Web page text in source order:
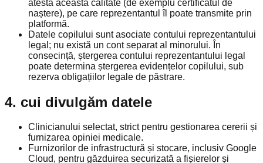
atestă această calitate (de exemplu certificatul de
naștere), pe care reprezentantul îl poate transmite prin
platformă.
Datele copilului sunt asociate contului reprezentantului
legal; nu există un cont separat al minorului. În
consecință, ștergerea contului reprezentantului legal
poate determina ștergerea evidențelor copilului, sub
rezerva obligațiilor legale de păstrare.
4. cui divulgăm datele
Clinicianului selectat, strict pentru gestionarea cererii și
furnizarea opiniei medicale.
Furnizorilor de infrastructură și stocare, inclusiv Google
Cloud, pentru găzduirea securizată a fișierelor și